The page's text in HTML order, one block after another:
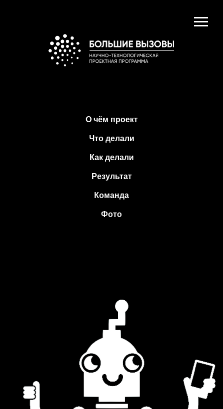
О чём проект
Что делали
Как делали
Результат
Команда
Фото